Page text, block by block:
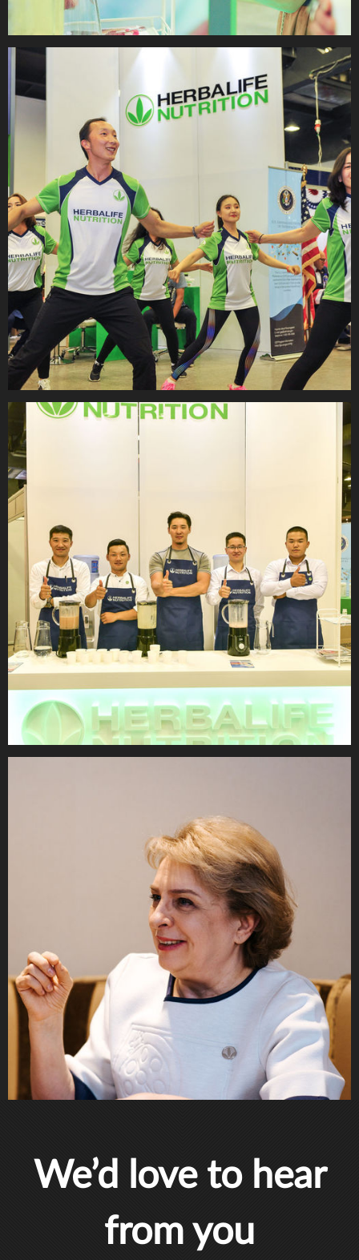
We’d love to hear
from you